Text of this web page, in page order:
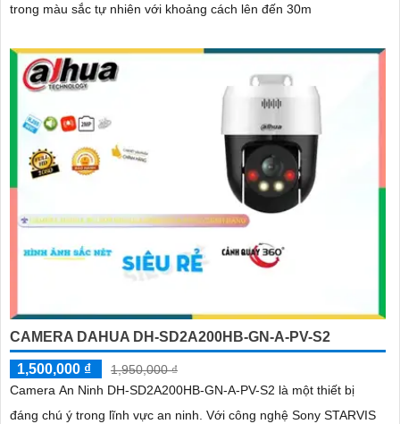
trong màu sắc tự nhiên với khoảng cách lên đến 30m
CAMERA DAHUA DH-SD2A200HB-GN-A-PV-S2
1,500,000 ₫
1,950,000 ₫
Camera An Ninh DH-SD2A200HB-GN-A-PV-S2 là một thiết bị
đáng chú ý trong lĩnh vực an ninh. Với công nghệ Sony STARVIS